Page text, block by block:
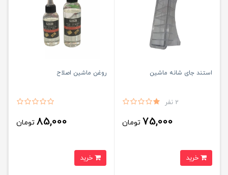
استند جای شانه ماشین
2 نفر
75,000 تومان
روغن ماشین اصلاح
85,000 تومان